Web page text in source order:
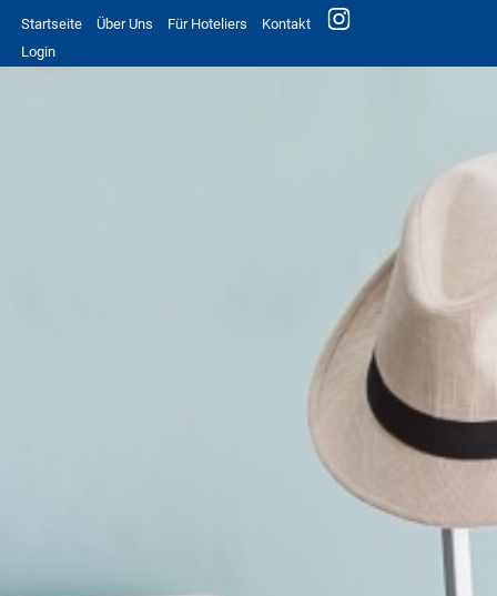
Startseite Über Uns Für Hoteliers
Kontakt
Login